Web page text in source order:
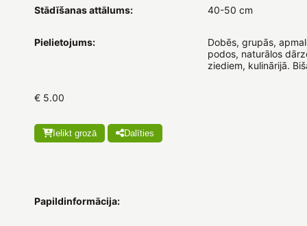
Stādīšanas attālums: 40-50 cm
Pielietojums:
Dobēs, grupās,
podos, naturālos
ziediem, kulinārijā.
€ 5.00
Ielikt grozā Dalīties
Papildinformācija: